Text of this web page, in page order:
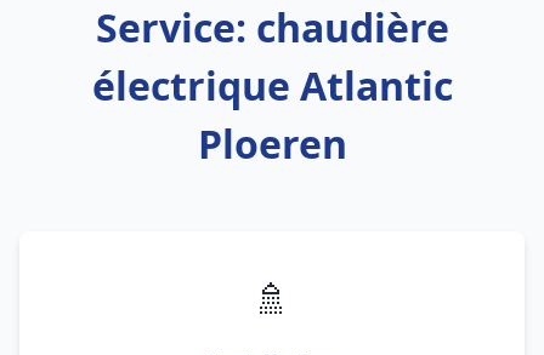
Service: chaudière
électrique Atlantic
Ploeren
🚿